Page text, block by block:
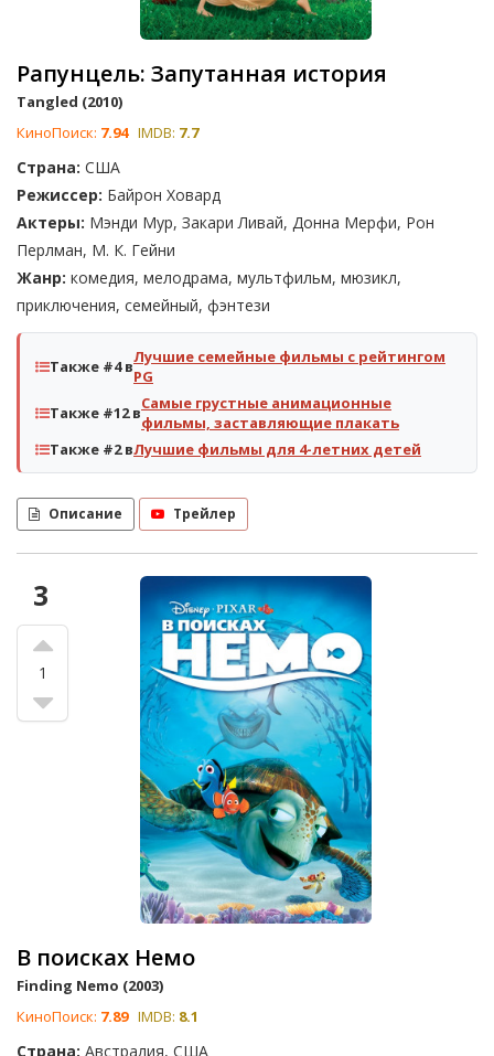
Рапунцель: Запутанная история
Tangled (2010)
КиноПоиск: 7.94 IMDB: 7.7
Страна: США
Режиссер: Байрон Ховард
Актеры: Мэнди Мур, Закари Ливай, Донна Мерфи, Рон
Перлман, М. К. Гейни
Жанр: комедия, мелодрама, мультфильм, мюзикл,
приключения, семейный, фэнтези
Также #4 вЛучшие семейные фильмы с рейтингом
PG
Также #12 вСамые грустные анимационные
фильмы, заставляющие плакать
Также #2 вЛучшие фильмы для 4-летних детей
Описание Трейлер
3
1
В поисках Немо
Finding Nemo (2003)
КиноПоиск: 7.89 IMDB: 8.1
Страна: Австралия, США